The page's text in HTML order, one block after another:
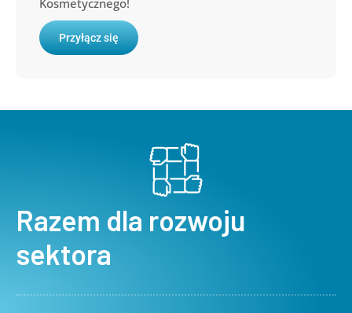
Kosmetycznego!
Przyłącz się
Razem dla rozwoju
sektora